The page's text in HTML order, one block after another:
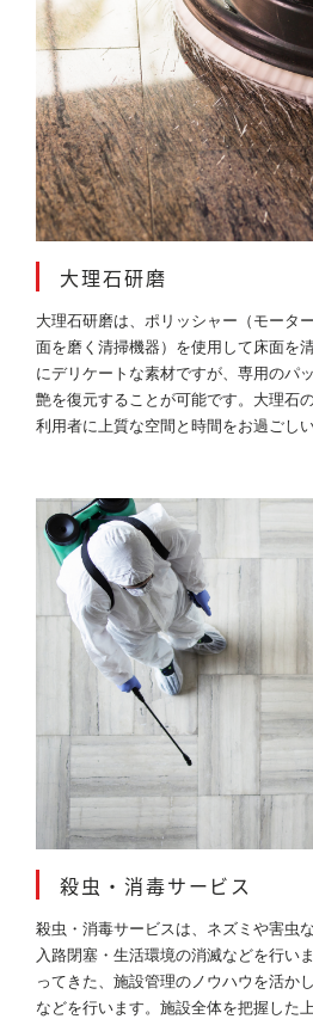
大理石研磨
大理石研磨は、ポリッシャー（モータ
面を磨く清掃機器）を使用して床面を
にデリケートな素材ですが、専用のパ
艶を復元することが可能です。大理石
利用者に上質な空間と時間をお過ごしい
殺虫・消毒サービス
殺虫・消毒サービスは、ネズミや害虫
入路閉塞・生活環境の消滅などを行い
ってきた、施設管理のノウハウを活か
などを行います。施設全体を把握した